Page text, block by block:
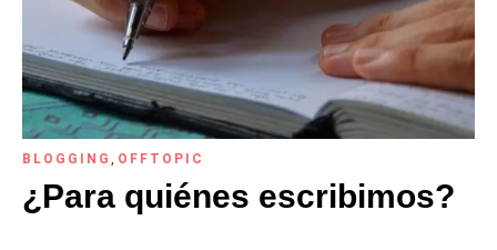
BLOGGING , OFFTOPIC
¿Para quiénes escribimos?